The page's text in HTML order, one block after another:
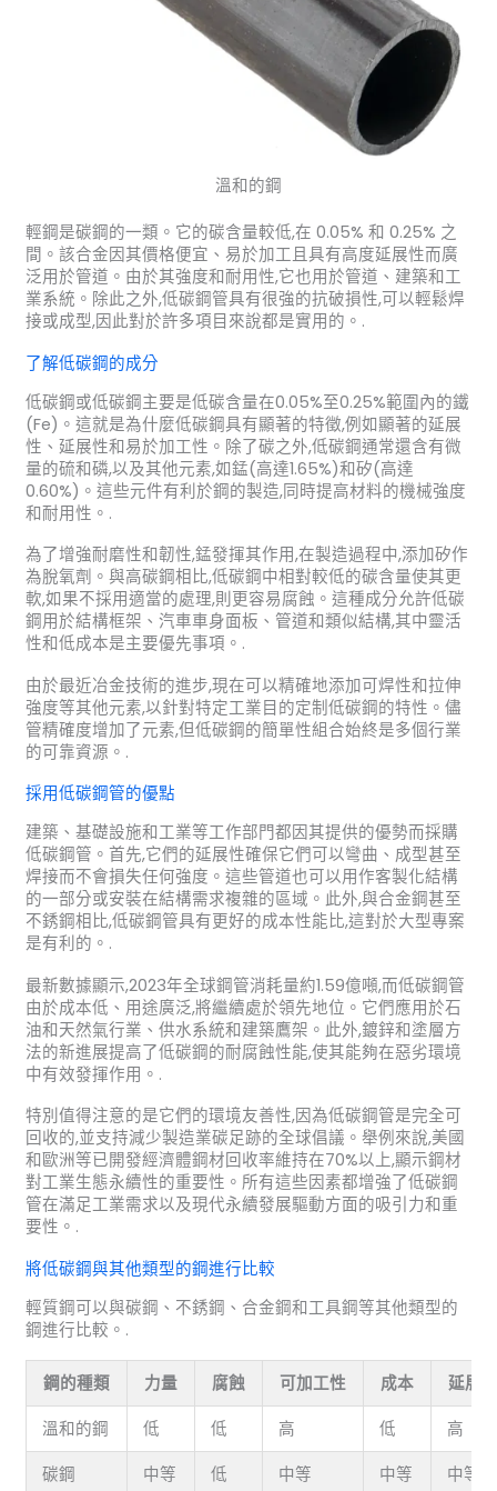
溫和的鋼
輕鋼是碳鋼的一類。它的碳含量較低,在 0.05% 和 0.25% 之
間。該合金因其價格便宜、易於加工且具有高度延展性而廣
泛用於管道。由於其強度和耐用性,它也用於管道、建築和工
業系統。除此之外,低碳鋼管具有很強的抗破損性,可以輕鬆焊
接或成型,因此對於許多項目來說都是實用的。.
了解低碳鋼的成分
低碳鋼或低碳鋼主要是低碳含量在0.05%至0.25%範圍內的鐵
(Fe)。這就是為什麼低碳鋼具有顯著的特徵,例如顯著的延展
性、延展性和易於加工性。除了碳之外,低碳鋼通常還含有微
量的硫和磷,以及其他元素,如錳(高達1.65%)和矽(高達
0.60%)。這些元件有利於鋼的製造,同時提高材料的機械強度
和耐用性。.
為了增強耐磨性和韌性,錳發揮其作用,在製造過程中,添加矽作
為脫氧劑。與高碳鋼相比,低碳鋼中相對較低的碳含量使其更
軟,如果不採用適當的處理,則更容易腐蝕。這種成分允許低碳
鋼用於結構框架、汽車車身面板、管道和類似結構,其中靈活
性和低成本是主要優先事項。.
由於最近冶金技術的進步,現在可以精確地添加可焊性和拉伸
強度等其他元素,以針對特定工業目的定制低碳鋼的特性。儘
管精確度增加了元素,但低碳鋼的簡單性組合始終是多個行業
的可靠資源。.
採用低碳鋼管的優點
建築、基礎設施和工業等工作部門都因其提供的優勢而採購
低碳鋼管。首先,它們的延展性確保它們可以彎曲、成型甚至
焊接而不會損失任何強度。這些管道也可以用作客製化結構
的一部分或安裝在結構需求複雜的區域。此外,與合金鋼甚至
不銹鋼相比,低碳鋼管具有更好的成本性能比,這對於大型專案
是有利的。.
最新數據顯示,2023年全球鋼管消耗量約1.59億噸,而低碳鋼管
由於成本低、用途廣泛,將繼續處於領先地位。它們應用於石
油和天然氣行業、供水系統和建築鷹架。此外,鍍鋅和塗層方
法的新進展提高了低碳鋼的耐腐蝕性能,使其能夠在惡劣環境
中有效發揮作用。.
特別值得注意的是它們的環境友善性,因為低碳鋼管是完全可
回收的,並支持減少製造業碳足跡的全球倡議。舉例來說,美國
和歐洲等已開發經濟體鋼材回收率維持在70%以上,顯示鋼材
對工業生態永續性的重要性。所有這些因素都增強了低碳鋼
管在滿足工業需求以及現代永續發展驅動方面的吸引力和重
要性。.
將低碳鋼與其他類型的鋼進行比較
輕質鋼可以與碳鋼、不銹鋼、合金鋼和工具鋼等其他類型的
鋼進行比較。.
鋼的種類 力量 腐蝕 可加工性 成本 延展性
溫和的鋼 低 低 高 低 高
碳鋼 中等 低 中等 中等 中等